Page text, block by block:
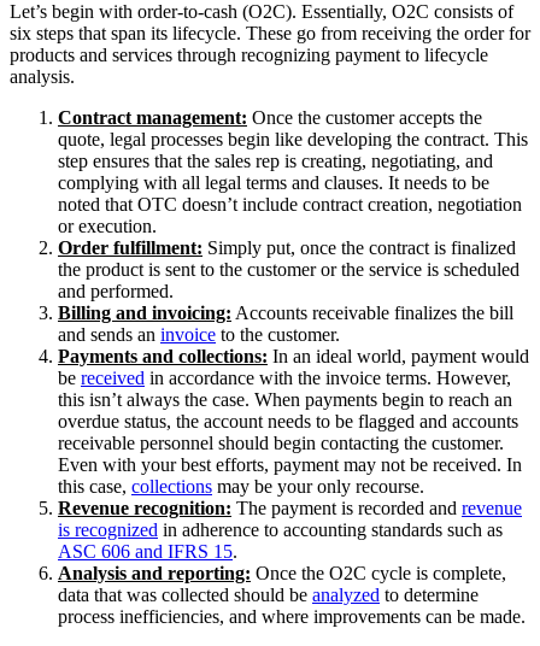
Let’s begin with order-to-cash (O2C). Essentially, O2C consists of
six steps that span its lifecycle. These go from receiving the order for
products and services through recognizing payment to lifecycle
analysis.
Contract management: Once the customer accepts the
quote, legal processes begin like developing the contract. This
step ensures that the sales rep is creating, negotiating, and
complying with all legal terms and clauses. It needs to be
noted that OTC doesn’t include contract creation, negotiation
or execution.
Order fulfillment: Simply put, once the contract is finalized
the product is sent to the customer or the service is scheduled
and performed.
Billing and invoicing: Accounts receivable finalizes the bill
and sends an invoice to the customer.
Payments and collections: In an ideal world, payment would
be received in accordance with the invoice terms. However,
this isn’t always the case. When payments begin to reach an
overdue status, the account needs to be flagged and accounts
receivable personnel should begin contacting the customer.
Even with your best efforts, payment may not be received. In
this case, collections may be your only recourse.
Revenue recognition: The payment is recorded and revenue
is recognized in adherence to accounting standards such as
ASC 606 and IFRS 15.
Analysis and reporting: Once the O2C cycle is complete,
data that was collected should be analyzed to determine
process inefficiencies, and where improvements can be made.